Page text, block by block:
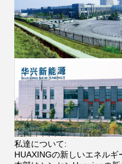
私達について:
HUAXINGの新しいエネルギ